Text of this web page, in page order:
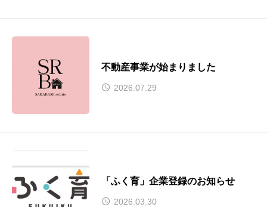
不動産事業が始まりました
2026.07.29
「ふく育」企業登録のお知らせ
2026.03.30